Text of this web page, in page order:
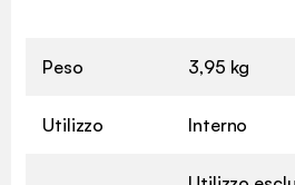
Peso 3,95 kg
Utilizzo Interno